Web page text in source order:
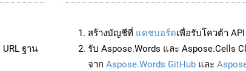
ฐาน
สร้างบัญชีที่ แดชบอร์ดเพื่อรับโควต้า
รับ Aspose.Words และ Aspose.Cells
จาก Aspose.Words GitHub และ